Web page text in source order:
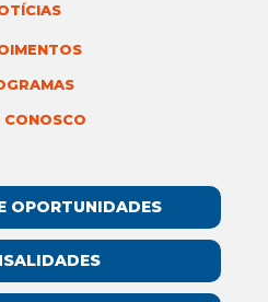
CONOSCO
OPORTUNIDADES